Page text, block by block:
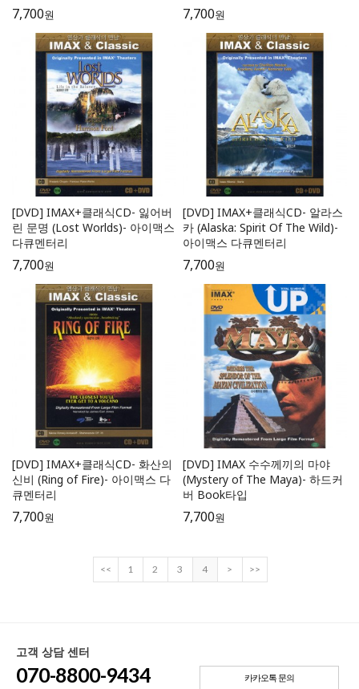
7,700원 7,700원
[DVD] IMAX+클래식CD- 잃어버
린 문명 (Lost Worlds)- 아이맥스
다큐멘터리
7,700원
[DVD] IMAX+클래식CD- 알라스
카 (Alaska: Spirit Of The Wild)-
아이맥스 다큐멘터리
7,700원
[DVD] IMAX+클래식CD- 화산의
신비 (Ring of Fire)- 아이맥스 다
큐멘터리
7,700원
[DVD] IMAX 수수께끼의 마야
(Mystery of The Maya)- 하드커
버 Book타입
7,700원
<< 1 2 3 4 > >>
고객 상담 센터
070-8800-9434 카카오톡 문의